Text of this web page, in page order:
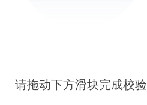
请拖动下方滑块完成校验